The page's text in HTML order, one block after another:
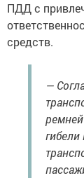
ПДД с
средств.
—